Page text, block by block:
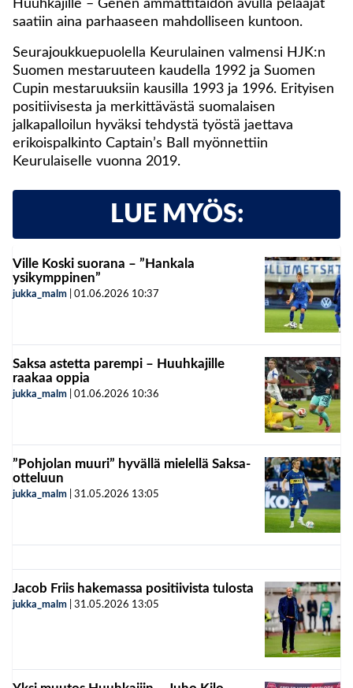
Huuhkajille – Genen ammattitaidon avulla pelaajat
saatiin aina parhaaseen mahdolliseen kuntoon.
Seurajoukkuepuolella Keurulainen valmensi HJK:n
Suomen mestaruuteen kaudella 1992 ja Suomen
Cupin mestaruuksiin kausilla 1993 ja 1996. Erityisen
positiivisesta ja merkittävästä suomalaisen
jalkapalloilun hyväksi tehdystä työstä jaettava
erikoispalkinto Captain’s Ball myönnettiin
Keurulaiselle vuonna 2019.
LUE MYÖS:
Ville Koski suorana – ”Hankala
ysikymppinen”
jukka_malm 01.06.2026 10:37
Saksa astetta parempi – Huuhkajille
raakaa oppia
jukka_malm 01.06.2026 10:36
”Pohjolan muuri” hyvällä mielellä Saksa-
otteluun
jukka_malm 31.05.2026 13:05
Jacob Friis hakemassa positiivista tulosta
jukka_malm 31.05.2026 13:05